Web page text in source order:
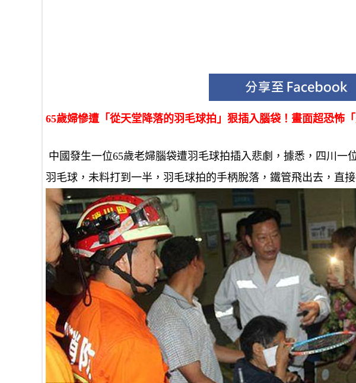
65歲婦慘遭「從天堂降落的羽毛球拍」狠插入腦袋！畫面超恐怖
中國發生一位65歲老婦腦袋遭羽毛球拍插入悲劇，據悉，四川一
羽毛球，未料打到一半，羽毛球拍的手柄脫落，鐵管飛出去，直